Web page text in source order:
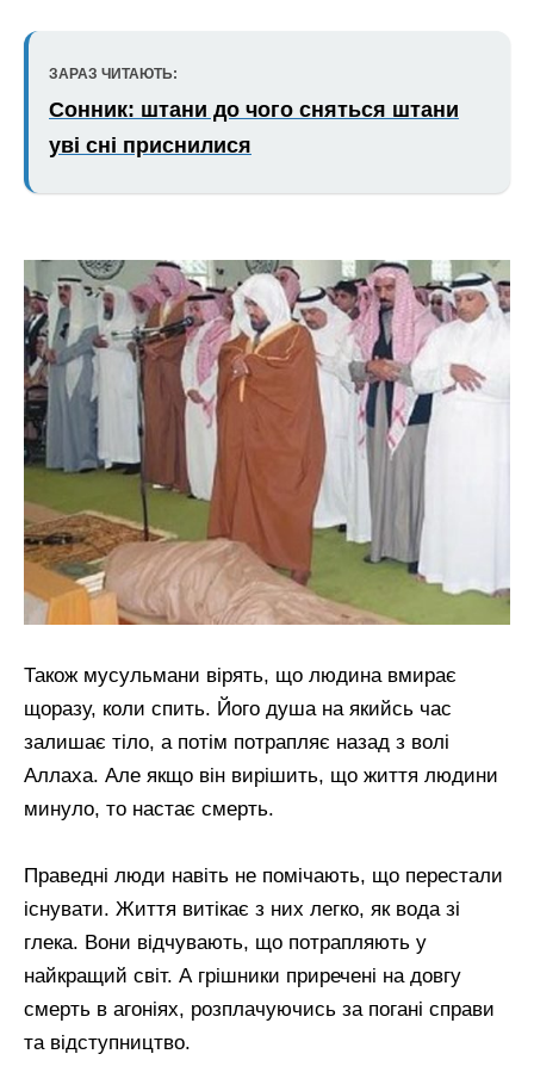
ЗАРАЗ ЧИТАЮТЬ:
Сонник: штани до чого сняться штани
уві сні приснилися
Також мусульмани вірять, що людина вмирає
щоразу, коли спить. Його душа на якийсь час
залишає тіло, а потім потрапляє назад з волі
Аллаха. Але якщо він вирішить, що життя людини
минуло, то настає смерть.
Праведні люди навіть не помічають, що перестали
існувати. Життя витікає з них легко, як вода зі
глека. Вони відчувають, що потрапляють у
найкращий світ. А грішники приречені на довгу
смерть в агоніях, розплачуючись за погані справи
та відступництво.